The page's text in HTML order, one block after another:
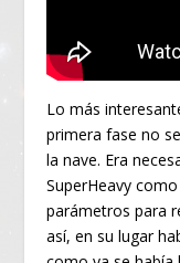
Lo más
primera fase no
la nave. Era
SuperHeavy
parámetros para
así, en su lugar